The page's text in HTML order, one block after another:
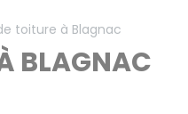
toiture à Blagnac
BLAGNAC